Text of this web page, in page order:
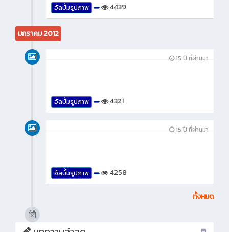
อัลบั้มรูปภาพ 4439
มกราคม 2012
15 ปี ที่ผ่านมา
อัลบั้มรูปภาพ 4321
15 ปี ที่ผ่านมา
อัลบั้มรูปภาพ 4258
ทั้งหมด